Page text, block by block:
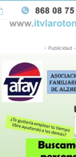
- Publicidad -